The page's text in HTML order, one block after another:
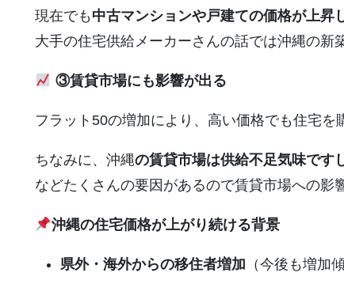
現在でも 中古マンションや戸建ての価格が上昇
大手の住宅供給メーカーさんの話では沖縄の新
③賃貸市場にも影響が出る
フラット50の増加により、高い価格でも住宅を
ちなみに、沖縄の賃貸市場は供給不足気味です
などたくさんの要因があるので賃貸市場への影
沖縄の住宅価格が上がり続ける背景
県外・海外からの移住者増加 （今後も増加